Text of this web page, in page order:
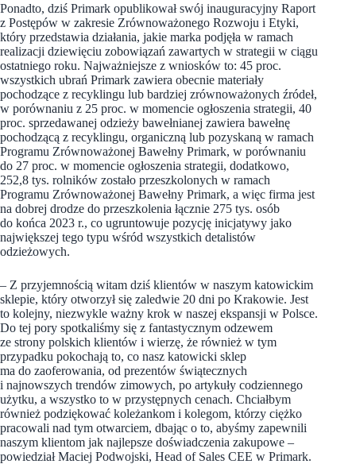
Ponadto, dziś Primark opublikował swój inauguracyjny Raport
z Postępów w zakresie Zrównoważonego Rozwoju i Etyki,
który przedstawia działania, jakie marka podjęła w ramach
realizacji dziewięciu zobowiązań zawartych w strategii w ciągu
ostatniego roku. Najważniejsze z wniosków to: 45 proc.
wszystkich ubrań Primark zawiera obecnie materiały
pochodzące z recyklingu lub bardziej zrównoważonych źródeł,
w porównaniu z 25 proc. w momencie ogłoszenia strategii, 40
proc. sprzedawanej odzieży bawełnianej zawiera bawełnę
pochodzącą z recyklingu, organiczną lub pozyskaną w ramach
Programu Zrównoważonej Bawełny Primark, w porównaniu
do 27 proc. w momencie ogłoszenia strategii, dodatkowo,
252,8 tys. rolników zostało przeszkolonych w ramach
Programu Zrównoważonej Bawełny Primark, a więc firma jest
na dobrej drodze do przeszkolenia łącznie 275 tys. osób
do końca 2023 r., co ugruntowuje pozycję inicjatywy jako
największej tego typu wśród wszystkich detalistów
odzieżowych.
– Z przyjemnością witam dziś klientów w naszym katowickim
sklepie, który otworzył się zaledwie 20 dni po Krakowie. Jest
to kolejny, niezwykle ważny krok w naszej ekspansji w Polsce.
Do tej pory spotkaliśmy się z fantastycznym odzewem
ze strony polskich klientów i wierzę, że również w tym
przypadku pokochają to, co nasz katowicki sklep
ma do zaoferowania, od prezentów świątecznych
i najnowszych trendów zimowych, po artykuły codziennego
użytku, a wszystko to w przystępnych cenach. Chciałbym
również podziękować koleżankom i kolegom, którzy ciężko
pracowali nad tym otwarciem, dbając o to, abyśmy zapewnili
naszym klientom jak najlepsze doświadczenia zakupowe –
powiedział Maciej Podwojski, Head of Sales CEE w Primark.